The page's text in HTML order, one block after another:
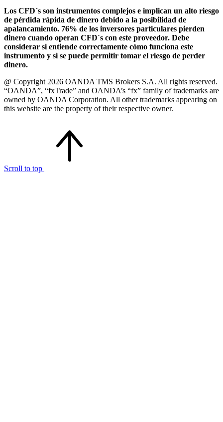
Los CFD´s son instrumentos complejos e implican un alto riesgo
de pérdida rápida de dinero debido a la posibilidad de
apalancamiento. 76% de los inversores particulares pierden
dinero cuando operan CFD´s con este proveedor. Debe
considerar si entiende correctamente cómo funciona este
instrumento y si se puede permitir tomar el riesgo de perder
dinero.
@ Copyright 2026 OANDA TMS Brokers S.A. All rights reserved.
“OANDA”, “fxTrade” and OANDA’s “fx” family of trademarks are
owned by OANDA Corporation. All other trademarks appearing on
this website are the property of their respective owner.
Scroll to top